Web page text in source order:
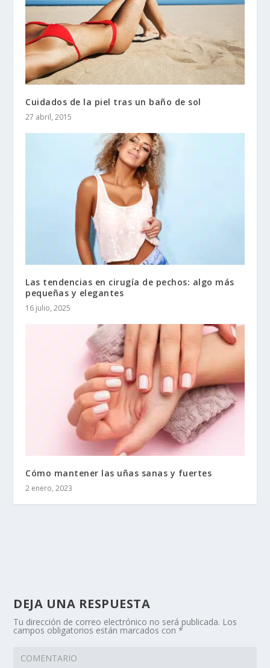
Cuidados de la piel tras un baño de sol
27 abril, 2015
Las tendencias en cirugía de pechos: algo más
pequeñas y elegantes
16 julio, 2025
Cómo mantener las uñas sanas y fuertes
2 enero, 2023
DEJA UNA RESPUESTA
Tu dirección de correo electrónico no será publicada. Los
campos obligatorios están marcados con*